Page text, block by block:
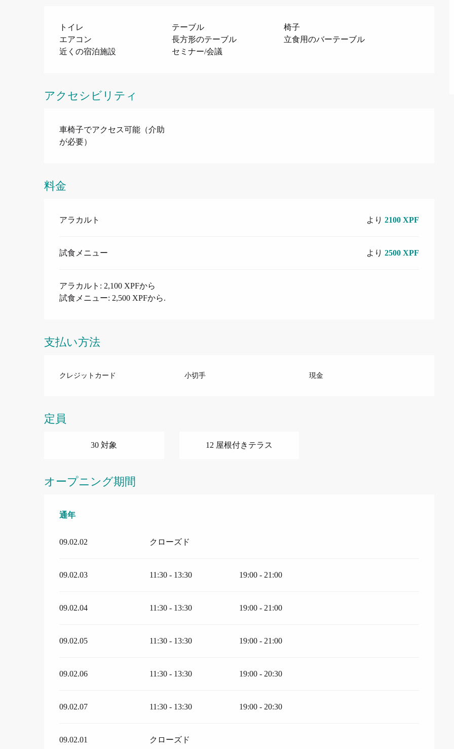
トイレ テーブル
椅子
エアコン
長方形のテーブル
立食用のバーテーブル
近くの宿泊施設
セミナー/会議
アクセシビリティ
車椅子でアクセス可能（介助
が必要）
料金
料金 2034
アラカルト より2100 XPF
試食メニュー より2500 XPF
アラカルト: 2,100 XPFから
試食メニュー: 2,500 XPFから.
支払い方法
クレジットカード 小切手 現金
定員
30 対象 12 屋根付きテラス
オープニング期間
通年
通年
09.02.02 クローズド
09.02.03 11:30 - 13:30 19:00 - 21:00
09.02.04 11:30 - 13:30 19:00 - 21:00
09.02.05 11:30 - 13:30 19:00 - 21:00
09.02.06 11:30 - 13:30 19:00 - 20:30
09.02.07 11:30 - 13:30 19:00 - 20:30
09.02.01 クローズド